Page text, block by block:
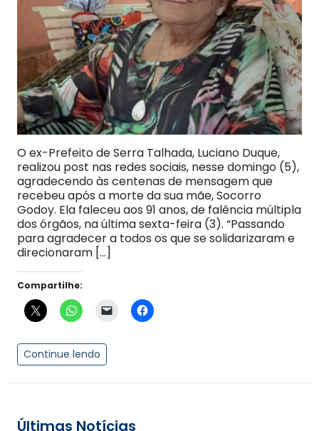
O ex-Prefeito de Serra Talhada, Luciano Duque,
realizou post nas redes sociais, nesse domingo (5),
agradecendo às centenas de mensagem que
recebeu após a morte da sua mãe, Socorro
Godoy. Ela faleceu aos 91 anos, de falência múltipla
dos órgãos, na última sexta-feira (3). “Passando
para agradecer a todos os que se solidarizaram e
direcionaram […]
Compartilhe:
Continue lendo
Últimas Notícias